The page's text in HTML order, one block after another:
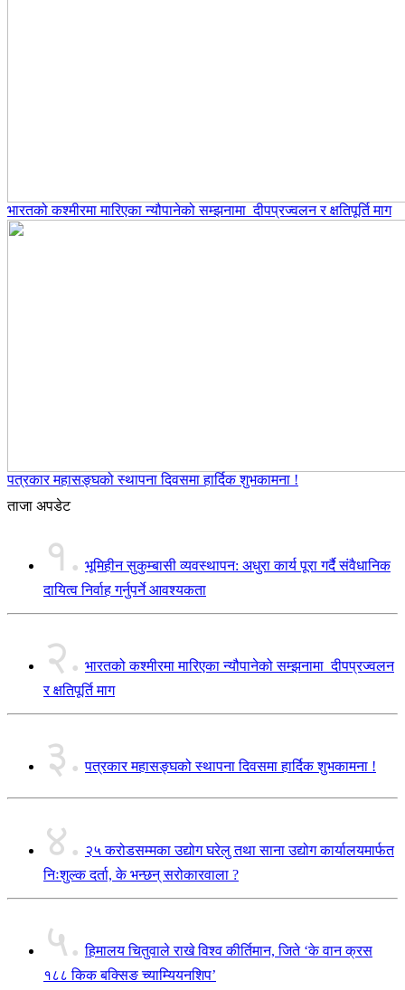
भारतको कश्मीरमा मारिएका न्यौपानेको सम्झनामा दीपप्रज्वलन र क्षतिपूर्ति माग
पत्रकार महासङ्घको स्थापना दिवसमा हार्दिक शुभकामना !
ताजा अपडेट
१. भूमिहीन सुकुम्बासी व्यवस्थापन: अधुरा कार्य पूरा गर्दै संवैधानिक
दायित्व निर्वाह गर्नुपर्ने आवश्यकता
२. भारतको कश्मीरमा मारिएका न्यौपानेको सम्झनामा दीपप्रज्वलन
र क्षतिपूर्ति माग
३. पत्रकार महासङ्घको स्थापना दिवसमा हार्दिक शुभकामना !
४. २५ करोडसम्मका उद्योग घरेलु तथा साना उद्योग कार्यालयमार्फत
निःशुल्क दर्ता, के भन्छन् सरोकारवाला ?
५. हिमालय चितुवाले राखे विश्व कीर्तिमान, जिते ‘के वान क्रस
१८८ किक बक्सिङ च्याम्यियनशिप’